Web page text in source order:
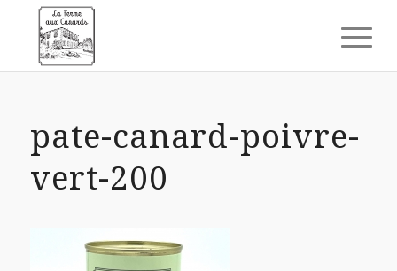
pate-canard-poivre-
vert-200